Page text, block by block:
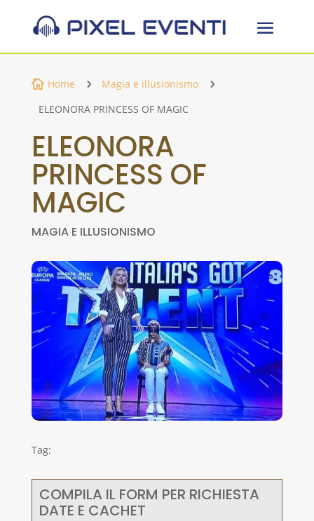
 Home 5 Magia e illusionismo 5
ELEONORA PRINCESS OF MAGIC
ELEONORA
PRINCESS OF
MAGIC
MAGIA E ILLUSIONISMO
Tag:
COMPILA IL FORM PER RICHIESTA
DATE E CACHET